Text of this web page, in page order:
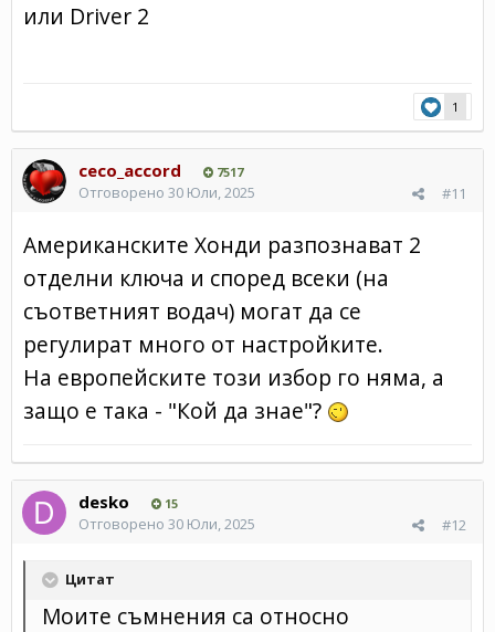
или Driver 2
1
ceco_accord 7517
#11
Отговорено 30 Юли, 2025
Американските Хонди разпознават 2
отделни ключа и според всеки (на
съответният водач) могат да се
регулират много от настройките.
На европейските този избор го няма, а
защо е така - "Кой да знае"?
desko 15
#12
Отговорено 30 Юли, 2025
Цитат
Моите съмнения са относно